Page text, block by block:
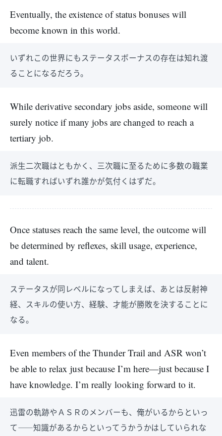
Eventually, the existence of status bonuses will
become known in this world.
いずれこの世界にもステータスボーナスの存在は知れ渡
ることになるだろう。
While derivative secondary jobs aside, someone will
surely notice if many jobs are changed to reach a
tertiary job.
派生二次職はともかく、三次職に至るために多数の職業
に転職すればいずれ誰かが気付くはずだ。
Once statuses reach the same level, the outcome will
be determined by reflexes, skill usage, experience,
and talent.
ステータスが同レベルになってしまえば、あとは反射神
経、スキルの使い方、経験、才能が勝敗を決することに
なる。
Even members of the Thunder Trail and ASR won’t
be able to relax just because I’m here—just because I
have knowledge. I’m really looking forward to it.
迅雷の軌跡やＡＳＲのメンバーも、俺がいるからといっ
て――知識があるからといってうかうかはしていられな